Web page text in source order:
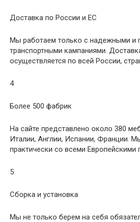
Доставка по России и ЕС
Мы работаем только с надежными и
транспортными кампаниями.
осуществляется по всей России,
4
Более 500 фабрик
На сайте представлено около 380
Италии, Англии, Испании, Франции.
практически со всеми Европейскими
5
Сборка и установка
Мы не только берем на себя